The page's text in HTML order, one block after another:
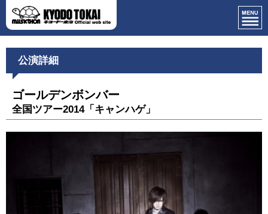
公演詳細
ゴールデンボンバー
全国ツアー2014「キャンハゲ」